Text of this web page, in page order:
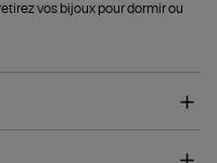
vos bijoux pour dormir ou